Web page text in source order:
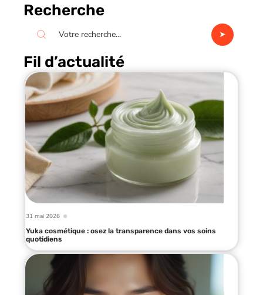
Recherche
Fil d’actualité
31 mai 2026
Yuka cosmétique : osez la transparence dans vos soins
quotidiens